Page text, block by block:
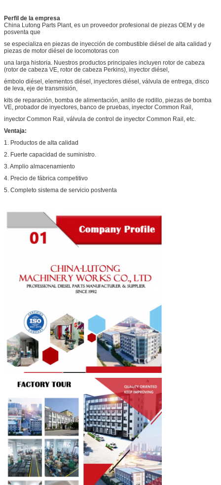
Perfil de la empresa
China Lutong Parts Plant, es un proveedor profesional de piezas OEM y de
posventa que
se especializa en piezas de inyección de combustible diésel de alta calidad y
piezas de motor diésel de locomotoras con
una larga historia. Nuestros productos principales incluyen rotor de cabeza
(rotor de cabeza VE, rotor de cabeza Perkins), inyector diésel,
émbolo diésel, elementos diésel, inyectores diésel, válvula de entrega, disco
de leva, eje de transmisión,
kits de reparación, bomba de alimentación, anillo de rodillo, piezas de bomba
VE, probador de inyectores, banco de pruebas, inyector Common Rail,
inyector Common Rail, válvula de control de inyector Common Rail, etc.
Ventaja:
1. Productos de alta calidad
2. Fuerte capacidad de suministro.
3. Amplio almacenamiento
4. Precio de fábrica competitivo
5. Completo sistema de servicio postventa